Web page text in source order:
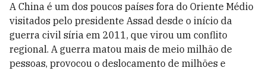
A China é um dos poucos países fora do Oriente Médio
visitados pelo presidente Assad desde o início da
guerra civil síria em 2011, que virou um conflito
regional. A guerra matou mais de meio milhão de
pessoas, provocou o deslocamento de milhões e